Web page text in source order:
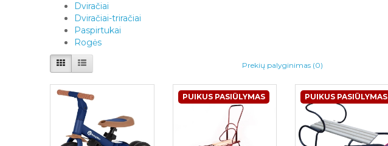
Dviračiai
Dviračiai-triračiai
Paspirtukai
Rogės
Prekių palyginimas (0)
PUIKUS PASIŪLYMAS PUIKUS PASIŪLYMAS